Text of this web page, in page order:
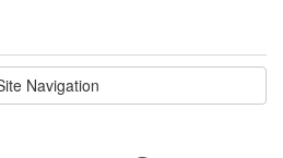
Navigation